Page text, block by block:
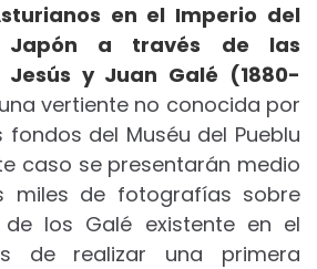
en el Imperio del
Japón a través de las
y Juan Galé (1880-
vertiente no conocida por
del Muséu del Pueblu
caso se presentarán medio
miles de fotografías sobre
los Galé existente en el
de realizar una primera